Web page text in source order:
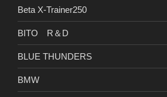
Beta X-Trainer250
BITO R＆D
BLUE THUNDERS
BMW